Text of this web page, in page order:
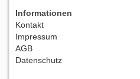
Informationen
Kontakt
Impressum
AGB
Datenschutz